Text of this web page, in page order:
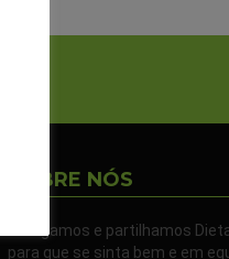
SOBRE NÓS
Divulgamos e partilhamos
para que se sinta bem e em